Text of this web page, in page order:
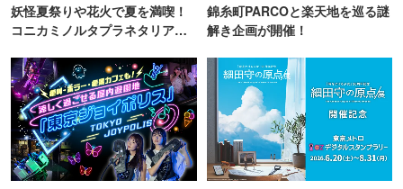
妖怪夏祭りや花火で夏を満喫！
コニカミノルタプラネタリア
錦糸町PARCOと楽天地を巡る謎
解き企画が開催！